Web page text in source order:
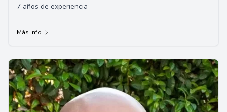
7 años de experiencia
Más info